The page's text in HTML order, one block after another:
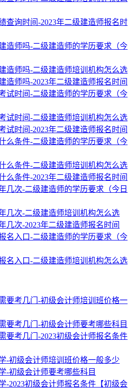
查询时间-2023年二级建造师报名时
造师吗-二级建造师的学历要求（今
造师吗-二级建造师培训机构怎么选
造师吗-2023年二级建造师报名时间
试时间-二级建造师的学历要求（今
试时间-二级建造师培训机构怎么选
试时间-2023年二级建造师报名时间
么条件-二级建造师的学历要求（今
么条件-二级建造师培训机构怎么选
么条件-2023年二级建造师报名时间
几次-二级建造师的学历要求（今日
几次-二级建造师培训机构怎么选
几次-2023年二级建造师报名时间
名入口-二级建造师的学历要求（今
名入口-二级建造师培训机构怎么选
要考几门-初级会计师培训班价格一
要考几门-初级会计师要考哪些科目
要考几门-2023初级会计师报名条件
-初级会计师培训班价格一般多少
-初级会计师要考哪些科目
-2023初级会计师报名条件【初级会